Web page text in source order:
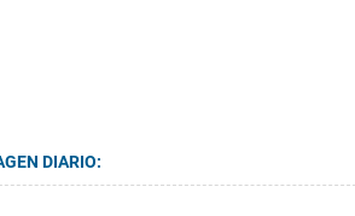
DIARIO: